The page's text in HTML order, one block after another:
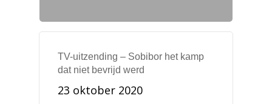
TV-uitzending – Sobibor het kamp
dat niet bevrijd werd
23 oktober 2020